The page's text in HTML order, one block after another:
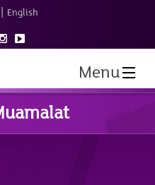
| English
Menu